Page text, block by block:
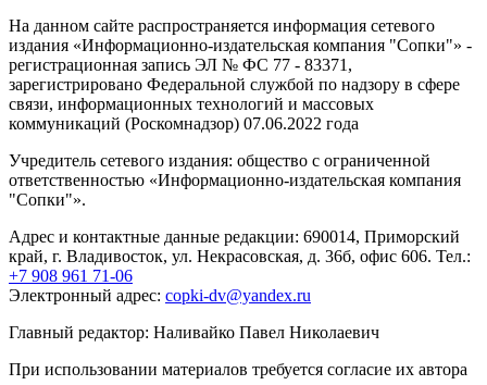
На данном сайте распространяется информация сетевого
издания «Информационно-издательская компания "Сопки"» -
регистрационная запись ЭЛ № ФС 77 - 83371,
зарегистрировано Федеральной службой по надзору в сфере
связи, информационных технологий и массовых
коммуникаций (Роскомнадзор) 07.06.2022 года
Учредитель сетевого издания: общество с ограниченной
ответственностью «Информационно-издательская компания
"Сопки"».
Адрес и контактные данные редакции: 690014, Приморский
край, г. Владивосток, ул. Некрасовская, д. 36б, офис 606. Тел.:
+7 908 961 71-06
Электронный адрес: copki-dv@yandex.ru
Главный редактор: Наливайко Павел Николаевич
При использовании материалов требуется согласие их автора